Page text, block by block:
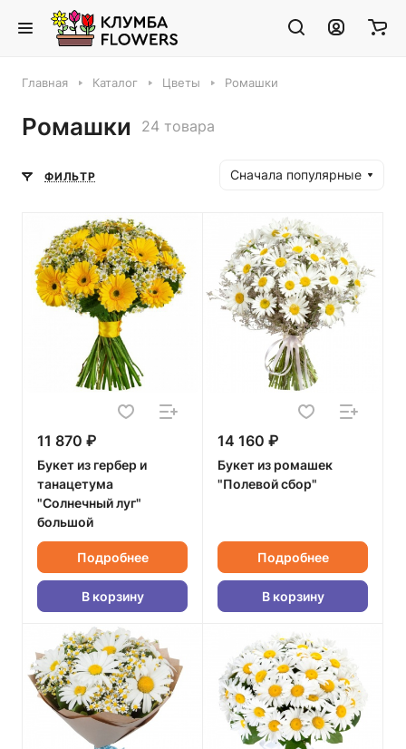
Главная Каталог Цветы Ромашки
Ромашки 24 товара
ФИЛЬТР Сначала популярные
11 870 ₽
Букет из гербер и
танацетума
"Солнечный луг"
большой
Подробнее
В корзину
14 160 ₽
Букет из ромашек
"Полевой сбор"
Подробнее
В корзину